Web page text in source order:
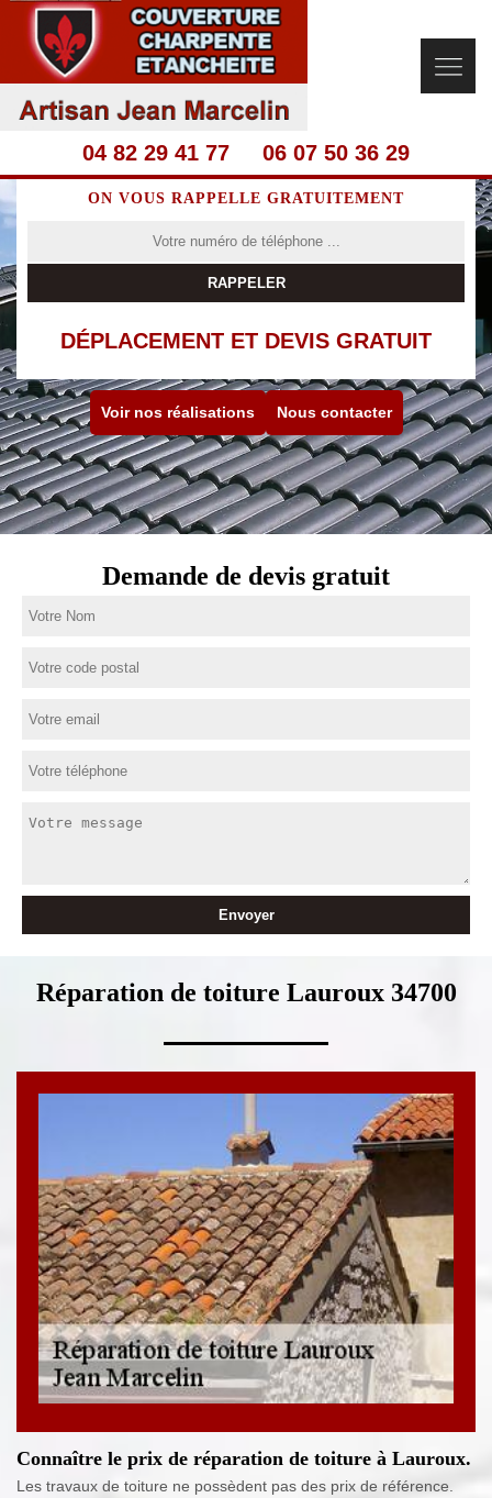
04 82 29 41 77 06 07 50 36 29
ON VOUS RAPPELLE GRATUITEMENT
DÉPLACEMENT ET DEVIS GRATUIT
Voir nos réalisations Nous contacter
Demande de devis gratuit
Réparation de toiture Lauroux 34700
Connaître le prix de réparation de toiture à Lauroux.
Les travaux de toiture ne possèdent pas des prix de référence.